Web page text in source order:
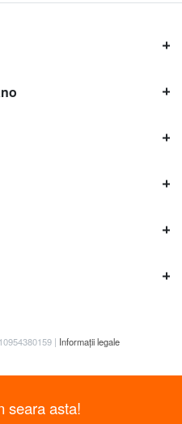
| Informații legale
seara asta!